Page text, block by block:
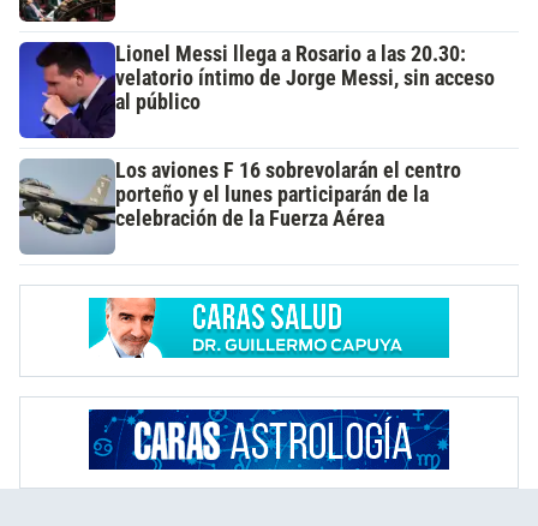
Lionel Messi llega a Rosario a las 20.30:
velatorio íntimo de Jorge Messi, sin acceso
al público
Los aviones F 16 sobrevolarán el centro
porteño y el lunes participarán de la
celebración de la Fuerza Aérea